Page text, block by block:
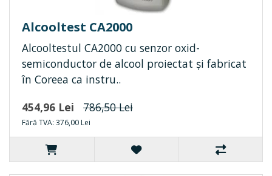
Alcooltest CA2000
Alcooltestul CA2000 cu senzor oxid-
semiconductor de alcool proiectat și fabricat
în Coreea ca instru..
454,96 Lei
786,50 Lei
Fără TVA: 376,00 Lei